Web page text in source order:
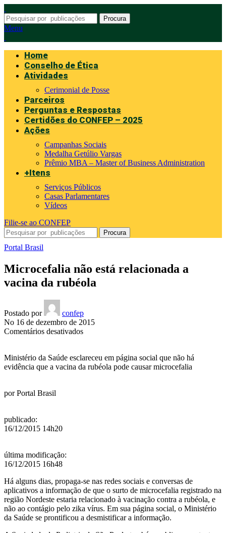
Procura
Menu
Home
Conselho de Ética
Atividades
Cerimonial de Posse
Parceiros
Perguntas e Respostas
Certidões do CONFEP – 2025
Ações
Campanhas Sociais
Medalha Getúlio Vargas
Prêmio MBA – Master of Business Administration
+Itens
Serviços Públicos
Casas Parlamentares
Vídeos
Filie-se ao CONFEP
Procura
Portal Brasil
Microcefalia não está relacionada a
vacina da rubéola
Postado por
confep
No 16 de dezembro de 2015
Comentários desativadosem
está
relacionada
Ministério da Saúde esclareceu em página social que não há
evidência que a vacina da rubéola pode causar microcefalia
porPortal Brasil
publicado:
16/12/2015 14h20
última modificação:
16/12/2015 16h48
Há alguns dias, propaga-se nas redes sociais e conversas de
aplicativos a informação de que o surto de microcefalia registrado na
região Nordeste estaria relacionado à vacinação contra a rubéola, e
não ao contágio pelo zika vírus. Em sua página social, o Ministério
da Saúde se prontificou a desmistificar a informação.